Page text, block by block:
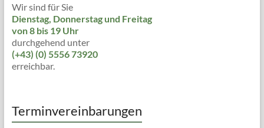
Wir sind für Sie
Dienstag, Donnerstag und Freitag
von 8 bis 19 Uhr
durchgehend unter
(+43) (0) 5556 73920
erreichbar.
Terminvereinbarungen